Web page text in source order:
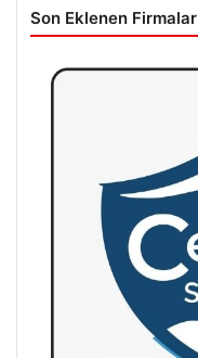
Son Eklenen Firmalar